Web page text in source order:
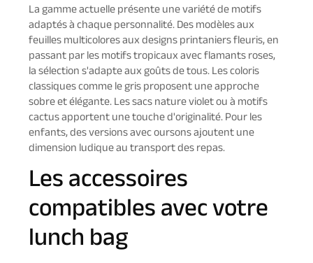
La gamme actuelle présente une variété de motifs
adaptés à chaque personnalité. Des modèles aux
feuilles multicolores aux designs printaniers fleuris, en
passant par les motifs tropicaux avec flamants roses,
la sélection s'adapte aux goûts de tous. Les coloris
classiques comme le gris proposent une approche
sobre et élégante. Les sacs nature violet ou à motifs
cactus apportent une touche d'originalité. Pour les
enfants, des versions avec oursons ajoutent une
dimension ludique au transport des repas.
Les accessoires
compatibles avec votre
lunch bag